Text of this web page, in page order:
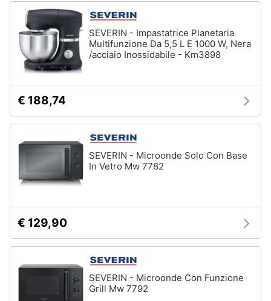
SEVERIN - Impastatrice Planetaria
Multifunzione Da 5,5 L E 1000 W, Nera
/acciaio Inossidabile - Km3898
€ 188,74
SEVERIN - Microonde Solo Con Base
In Vetro Mw 7782
€ 129,90
SEVERIN - Microonde Con Funzione
Grill Mw 7792